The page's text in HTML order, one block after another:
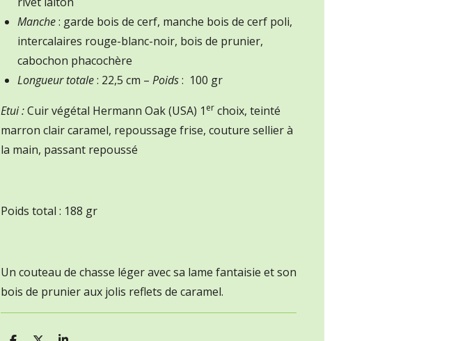
Manche: garde bois de cerf, manche bois de cerf poli,
intercalaires rouge-blanc-noir, bois de prunier,
cabochon phacochère
Longueur totale: 22,5 cm – Poids: 100 gr
Etui :Cuir végétal Hermann Oak (USA) 1 er choix, teinté
marron clair caramel, repoussage frise, couture sellier à
la main, passant repoussé
Poids total : 188 gr
Un couteau de chasse léger avec sa lame fantaisie et son
bois de prunier aux jolis reflets de caramel.